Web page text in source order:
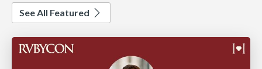
See All Featured